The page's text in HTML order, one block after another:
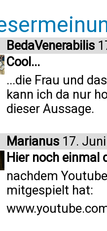
BedaVenerabilis
Cool...
...die Frau und
kann ich da nur
dieser Aussage.
Marianus 17.
Hier noch einmal
nachdem
mitgespielt hat: